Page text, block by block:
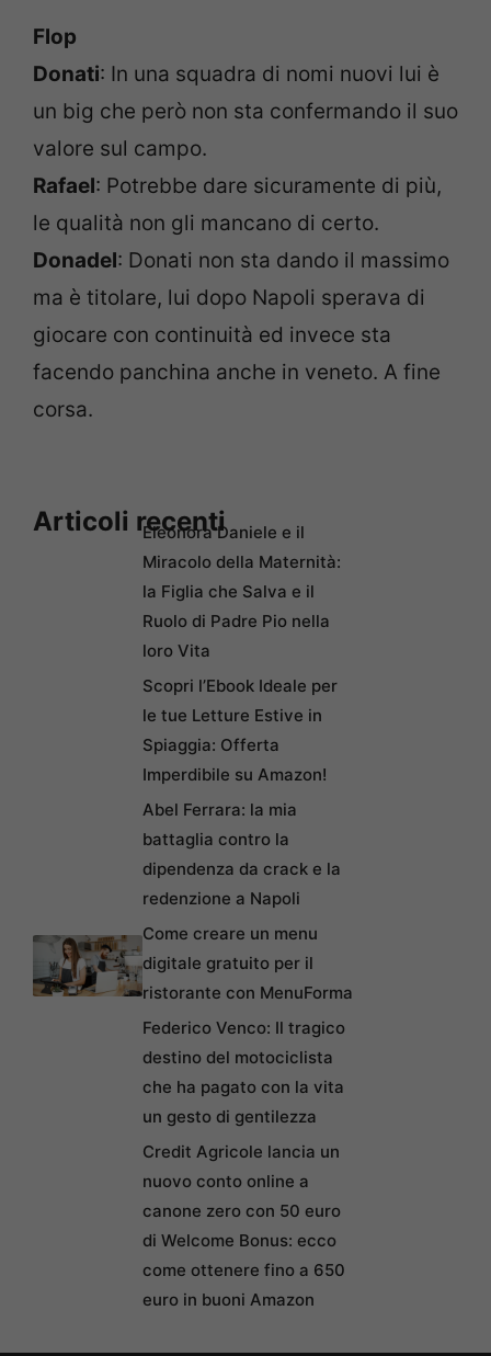
Flop
Donati: In una squadra di nomi nuovi lui è
un big che però non sta confermando il suo
valore sul campo.
Rafael: Potrebbe dare sicuramente di più,
le qualità non gli mancano di certo.
Donadel: Donati non sta dando il massimo
ma è titolare, lui dopo Napoli sperava di
giocare con continuità ed invece sta
facendo panchina anche in veneto. A fine
corsa.
Articoli recentiEleonora Daniele e il
Miracolo della Maternità:
la Figlia che Salva e il
Ruolo di Padre Pio nella
loro Vita
Scopri l’Ebook Ideale per
le tue Letture Estive in
Spiaggia: Offerta
Imperdibile su Amazon!
Abel Ferrara: la mia
battaglia contro la
dipendenza da crack e la
redenzione a Napoli
Come creare un menu
digitale gratuito per il
ristorante con MenuForma
Federico Venco: Il tragico
destino del motociclista
che ha pagato con la vita
un gesto di gentilezza
Credit Agricole lancia un
nuovo conto online a
canone zero con 50 euro
di Welcome Bonus: ecco
come ottenere fino a 650
euro in buoni Amazon